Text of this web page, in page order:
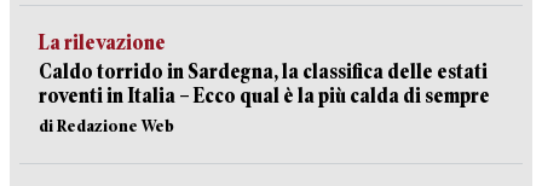
La rilevazione
Caldo torrido in Sardegna, la classifica delle estati
roventi in Italia – Ecco qual è la più calda di sempre
di Redazione Web